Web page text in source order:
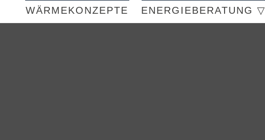
WÄRMEKONZEPTE ENERGIEBERATUNG ▽